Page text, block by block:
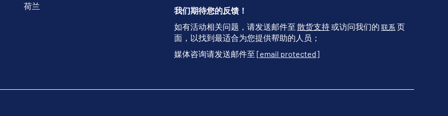
荷兰
我们期待您的反馈！
如有活动相关问题，请发送邮件至 散货支持或访问我们的 联系 页
面，以找到最适合为您提供帮助的人员；
媒体咨询请发送邮件至 [email protected]